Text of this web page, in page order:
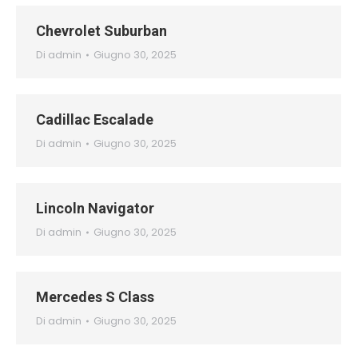
Chevrolet Suburban
Di admin Giugno 30, 2025
Cadillac Escalade
Di admin Giugno 30, 2025
Lincoln Navigator
Di admin Giugno 30, 2025
Mercedes S Class
Di admin Giugno 30, 2025